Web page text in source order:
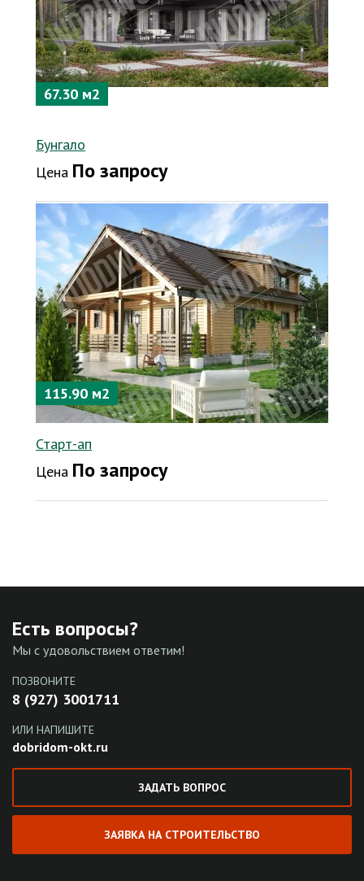
67.30 м2
Бунгало
Цена По запросу
115.90 м2
Старт-ап
Цена По запросу
Есть вопросы?
Мы с удовольствием ответим!
ПОЗВОНИТЕ
8 (927) 3001711
ИЛИ НАПИШИТЕ
dobridom-okt.ru
ЗАДАТЬ ВОПРОС
ЗАЯВКА НА СТРОИТЕЛЬСТВО